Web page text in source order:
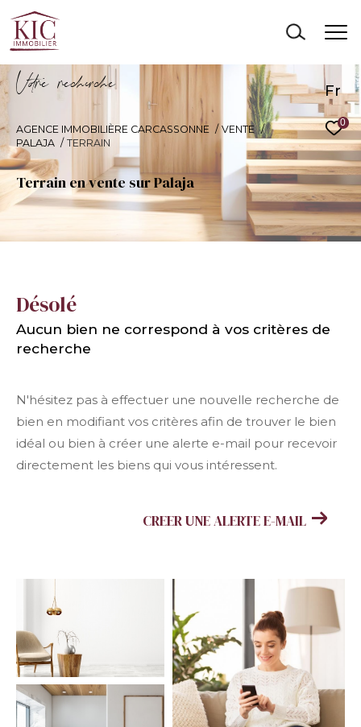
Fr
0
Vore recece
AGENCE IMMOBILIÈRE CARCASSONNE
VENTE
PALAJA
TERRAIN
Terrain en vente sur Palaja
Désolé
Aucun bien ne correspond à vos critères de
recherche
N'hésitez pas à effectuer une nouvelle recherche de
bien en modifiant vos critères afin de trouver le bien
idéal ou bien à créer une alerte e-mail pour recevoir
directement les biens qui vous intéressent.
CREER UNE ALERTE E-MAIL